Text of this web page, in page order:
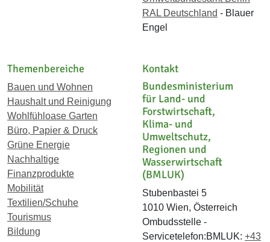
RAL Deutschland - Blauer
Engel
Themenbereiche
Bauen und Wohnen
Haushalt und Reinigung
Wohlfühloase Garten
Büro, Papier & Druck
Grüne Energie
Nachhaltige
Finanzprodukte
Mobilität
Textilien/Schuhe
Tourismus
Bildung
Kontakt
Bundesministerium
für Land- und
Forstwirtschaft,
Klima- und
Umweltschutz,
Regionen und
Wasserwirtschaft
(BMLUK)
Stubenbastei 5
1010 Wien, Österreich
Ombudsstelle -
Servicetelefon:BMLUK: +43